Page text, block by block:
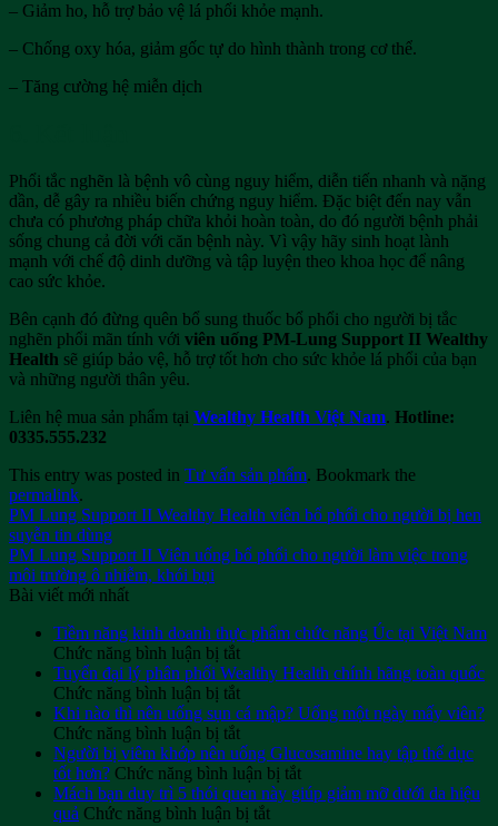
– Giảm ho, hỗ trợ bảo vệ lá phổi khỏe mạnh.
– Chống oxy hóa, giảm gốc tự do hình thành trong cơ thể.
– Tăng cường hệ miễn dịch
Phổi tắc nghẽn là bệnh vô cùng nguy hiểm, diễn tiến nhanh và nặng
dần, dễ gây ra nhiều biến chứng nguy hiểm. Đặc biệt đến nay vẫn
chưa có phương pháp chữa khỏi hoàn toàn, do đó người bệnh phải
sống chung cả đời với căn bệnh này. Vì vậy hãy sinh hoạt lành
mạnh với chế độ dinh dưỡng và tập luyện theo khoa học để nâng
cao sức khỏe.
Bên cạnh đó đừng quên bổ sung thuốc bổ phổi cho người bị tắc
nghẽn phổi mãn tính với viên uống PM-Lung Support II Wealthy
Health sẽ giúp bảo vệ, hỗ trợ tốt hơn cho sức khỏe lá phổi của bạn
và những người thân yêu.
Liên hệ mua sản phẩm tại Wealthy Health Việt Nam. Hotline:
0335.555.232
This entry was posted in Tư vấn sản phẩm. Bookmark the
permalink.
PM Lung Support II Wealthy Health viên bổ phổi cho người bị hen
suyễn tin dùng
PM Lung Support II Viên uống bổ phổi cho người làm việc trong
môi trường ô nhiễm, khói bụi
Bài viết mới nhất
Tiềm năng kinh doanh thực phẩm chức năng Úc tại Việt Nam
Chức năng bình luận bị tắtở
Tiềm
năng
kinh
doanh
thực
phẩm
chức
năng
Tuyển đại lý phân phối Wealthy Health chính hãng toàn quốc
Chức năng bình luận bị tắtở
Tuyển
đại
lý
phân
phối
Wealthy
Khi nào thì nên uống sụn cá mập? Uống một ngày mấy viên?
Chức năng bình luận bị tắtở
Khi
nào
thì
nên
Người bị viêm khớp nên uống Glucosamine hay tập thể dục
tốt hơn? Chức năng bình luận bị tắtở
Người
Mách bạn duy trì 5 thói quen này giúp giảm mỡ dưới da hiệu
quả Chức năng bình luận bị tắtở